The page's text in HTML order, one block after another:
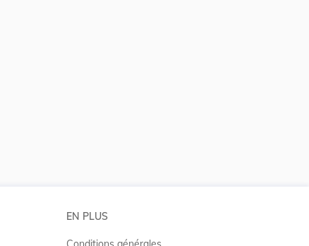
taille du texte
EN PLUS